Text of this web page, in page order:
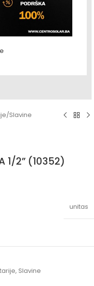
/Slavine
1/2” (10352)
unitas
, Slavine